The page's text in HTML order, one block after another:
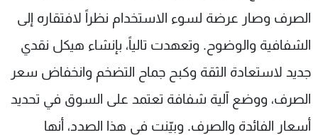
الصرف وصار عرضة لسوء الاستخدام نظراً لافتقاره إلى
الشفافية والوضوح. وتعهدت تالياً، بإنشاء هيكل نقدي
جديد لاستعادة الثقة وكبح جماح التضخم وانخفاض سعر
الصرف، ووضع آلية شفافة تعتمد على السوق في تحديد
أسعار الفائدة والصرف. وبيّنت في هذا الصدد، أنها